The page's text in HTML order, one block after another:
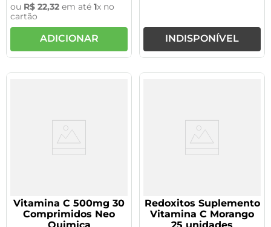
ou R$ 22,32 em até 1x no
cartão
ADICIONAR INDISPONÍVEL
Vitamina C 500mg 30
Comprimidos Neo
Quimica
Redoxitos Suplemento
Vitamina C Morango
25 unidades